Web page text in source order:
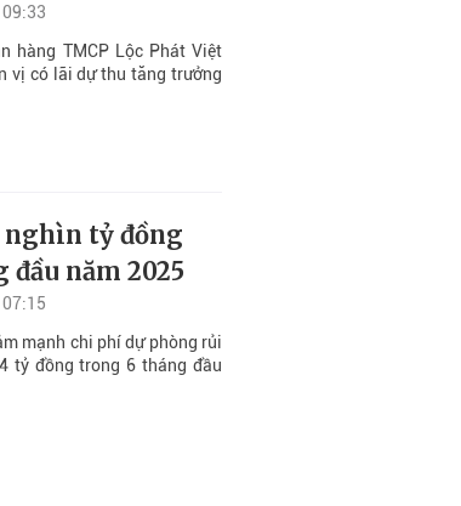
hàng TMCP Lộc Phát Việt
vị có lãi dự thu tăng trưởng
nghìn tỷ đồng
năm 2025
mạnh chi phí dự phòng rủi
tỷ đồng trong 6 tháng đầu